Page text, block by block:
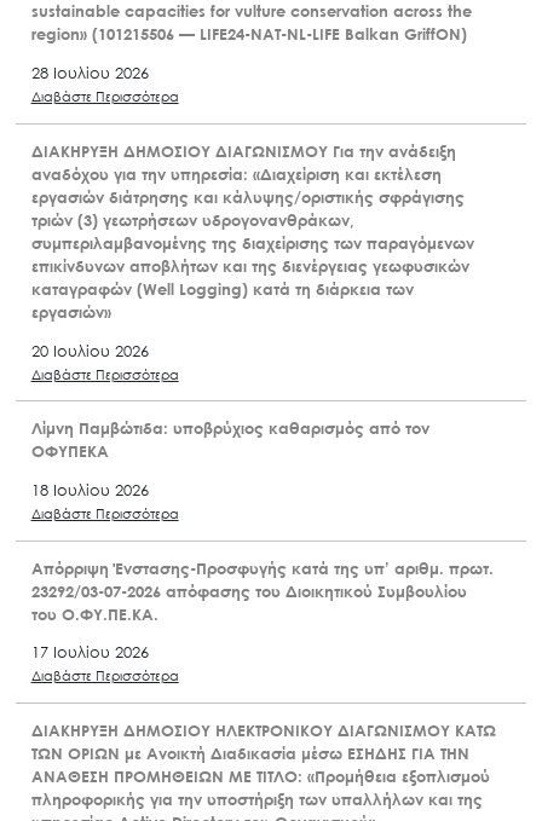
sustainable capacities for vulture conservation across the
region» (101215506 — LIFE24-NAT-NL-LIFE Balkan GriffON)
28 Ιουλίου 2026
Διαβάστε Περισσότερα
ΔΙΑΚΗΡΥΞΗ ΔΗΜΟΣΙΟΥ ΔΙΑΓΩΝΙΣΜΟΥ Για την ανάδειξη
αναδόχου για την υπηρεσία: «Διαχείριση και εκτέλεση
εργασιών διάτρησης και κάλυψης/οριστικής σφράγισης
τριών (3) γεωτρήσεων υδρογονανθράκων,
συμπεριλαμβανομένης της διαχείρισης των παραγόμενων
επικίνδυνων αποβλήτων και της διενέργειας γεωφυσικών
καταγραφών (Well Logging) κατά τη διάρκεια των
εργασιών»
20 Ιουλίου 2026
Διαβάστε Περισσότερα
Λίμνη Παμβώτιδα: υποβρύχιος καθαρισμός από τον
ΟΦΥΠΕΚΑ
18 Ιουλίου 2026
Διαβάστε Περισσότερα
Απόρριψη Ένστασης-Προσφυγής κατά της υπ’ αριθμ. πρωτ.
23292/03-07-2026 απόφασης του Διοικητικού Συμβουλίου
του Ο.ΦΥ.ΠΕ.ΚΑ.
17 Ιουλίου 2026
Διαβάστε Περισσότερα
ΔΙΑΚΗΡΥΞΗ ΔΗΜΟΣΙΟΥ ΗΛΕΚΤΡΟΝΙΚΟΥ ΔΙΑΓΩΝΙΣΜΟΥ ΚΑΤΩ
ΤΩΝ ΟΡΙΩΝ με Ανοικτή Διαδικασία μέσω ΕΣΗΔΗΣ ΓΙΑ ΤΗΝ
ΑΝΑΘΕΣΗ ΠΡΟΜΗΘΕΙΩΝ ΜΕ ΤΙΤΛΟ: «Προμήθεια εξοπλισμού
πληροφορικής για την υποστήριξη των υπαλλήλων και της